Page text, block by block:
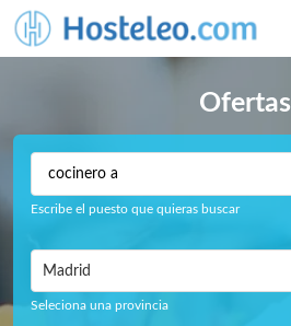
Ofertas
Escribe el puesto que quieras buscar
Madrid
Seleciona una provincia